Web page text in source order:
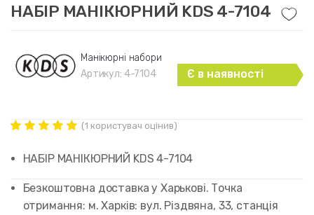
НАБІР МАНІКЮРНИЙ KDS 4-7104
Манікюрні набори
Артикул: 4-7104 Є в наявності
5.00 out of
5 based on
rating
(1 користувач оцінив)
НАБІР МАНІКЮРНИЙ KDS 4-7104
Безкоштовна доставка у Харькові. Точка
отримання: м. Харків: вул. Різдвяна, 33, станція